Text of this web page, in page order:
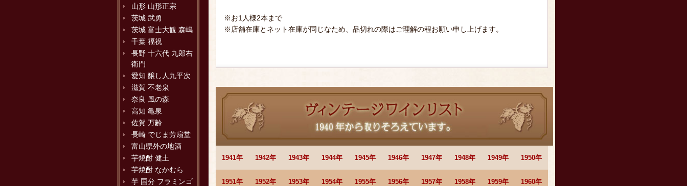
山形 山形正宗
茨城 武勇
茨城 富士大観 森嶋
千葉 福祝
長野 十六代 九郎右
衛門
愛知 醸し人九平次
滋賀 不老泉
奈良 風の森
高知 亀泉
佐賀 万齢
長崎 でじま芳扇堂
富山県外の地酒
芋焼酎 健土
芋焼酎 なかむら
芋 国分 フラミンゴ
※お1人様2本まで
※店舗在庫とネット在庫が同じなため、品切れの際はご理解の程お願い申し上げます。
1941年 1942年 1943年 1944年 1945年 1946年 1947年 1948年 1949年 1950年
1951年 1952年 1953年 1954年 1955年 1956年 1957年 1958年 1959年 1960年